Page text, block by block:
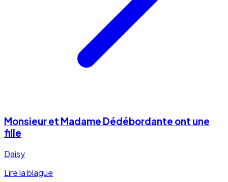
Monsieur et Madame Dédébordante ont une
fille
Daisy
Lire la blague